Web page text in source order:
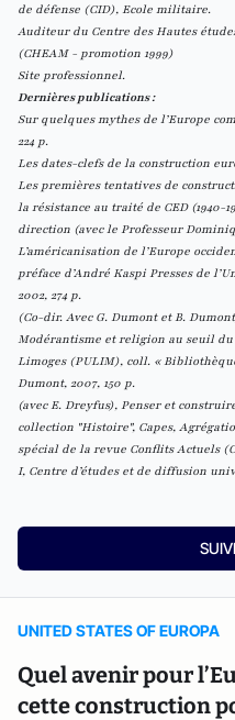
de défense (CID), Ecole militaire.
Auditeur du Centre des Hautes
(CHEAM - promotion 1999)
Site professionnel.
Dernières publications :
Sur quelques mythes de l’Europe
224 p.
Les dates-clefs de la construction
Les premières tentatives de
la résistance au traité de CED (1940-
direction (avec le Professeur
L’américanisation de l’Europe
préface d’André Kaspi Presses de
2002, 274 p.
(Co-dir. Avec G. Dumont et B.
Modérantisme et religion au seuil du
Limoges (PULIM), coll. «
Dumont, 2007, 150 p.
(avec E. Dreyfus), Penser et construire
collection "Histoire", Capes,
spécial de la revue Conflits Actuels
I, Centre d’études et de diffusion
UNITED STATES OF EUROPA
Quel avenir pour
cette construction